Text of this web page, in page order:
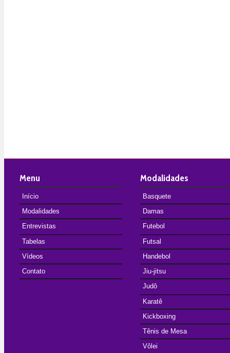
Menu
Início
Modalidades
Entrevistas
Tabelas
Vídeos
Contato
Modalidades
Basquete
Damas
Futebol
Futsal
Handebol
Jiu-jitsu
Judô
Karatê
Kickboxing
Tênis de Mesa
Vôlei